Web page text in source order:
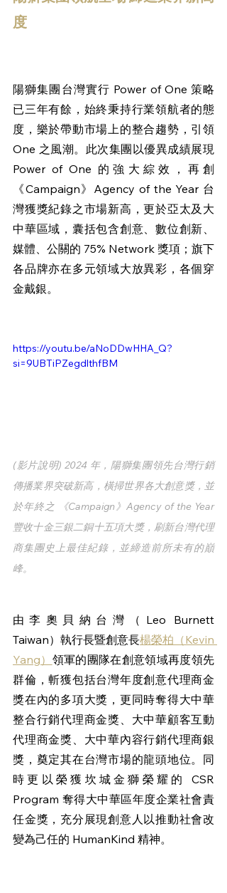
度
陽獅集團台灣實行 Power of One 策略
已三年有餘，始終秉持行業領航者的態
度，樂於帶動市場上的整合趨勢，引領
One 之風潮。此次集團以優異成績展現
Power of One 的強大綜效，再創
《Campaign》Agency of the Year 台
灣獲獎紀錄之市場新高，更於亞太及大
中華區域，囊括包含創意、數位創新、
媒體、公關的 75% Network 獎項；旗下
各品牌亦在多元領域大放異彩，各個穿
金戴銀。
https://youtu.be/aNoDDwHHA_Q?
si=9UBTiPZegdlthfBM
(影片說明) 2024 年，陽獅集團領先台灣行銷
傳播業界突破新高，橫掃世界各大創意獎，並
於年終之 《Campaign》Agency of the Year
豐收十金三銀二銅十五項大獎，刷新台灣代理
商集團史上最佳紀錄，並締造前所未有的巔
峰。
由李奧貝納台灣（Leo Burnett
Taiwan）執行長暨創意長楊榮柏（Kevin
Yang） 領軍的團隊在創意領域再度領先
群倫，斬獲包括台灣年度創意代理商金
獎在內的多項大獎，更同時奪得大中華
整合行銷代理商金獎、大中華顧客互動
代理商金獎、大中華內容行銷代理商銀
獎，奠定其在台灣市場的龍頭地位。同
時更以榮獲坎城金獅榮耀的 CSR
Program 奪得大中華區年度企業社會責
任金獎，充分展現創意人以推動社會改
變為己任的 HumanKind 精神。